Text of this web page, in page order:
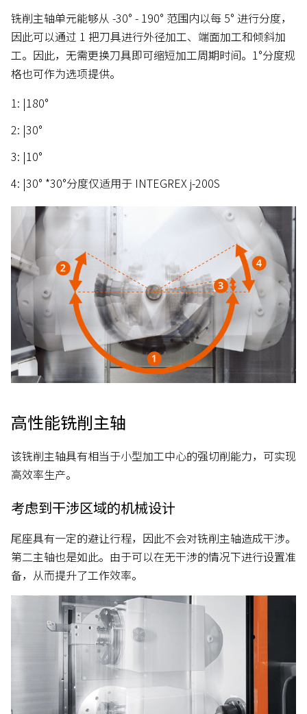
铣削主轴单元能够从 -30° - 190° 范围内以每 5° 进行分度，
因此可以通过 1 把刀具进行外径加工、端面加工和倾斜加
工。因此，无需更换刀具即可缩短加工周期时间。1°分度规
格也可作为选项提供。
1: |180°
2: |30°
3: |10°
4: |30° *30°分度仅适用于 INTEGREX j-200S
高性能铣削主轴
该铣削主轴具有相当于小型加工中心的强切削能力，可实现
高效率生产。
考虑到干涉区域的机械设计
尾座具有一定的避让行程，因此不会对铣削主轴造成干涉。
第二主轴也是如此。由于可以在无干涉的情况下进行设置准
备，从而提升了工作效率。